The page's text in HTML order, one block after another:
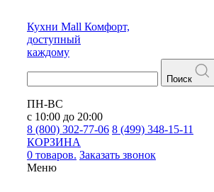
Кухни Mall Комфорт,
доступный
каждому
Поиск
ПН-ВС
с 10:00 до 20:00
8 (800) 302-77-06 8 (499) 348-15-11
КОРЗИНА
0 товаров. Заказать звонок
Меню